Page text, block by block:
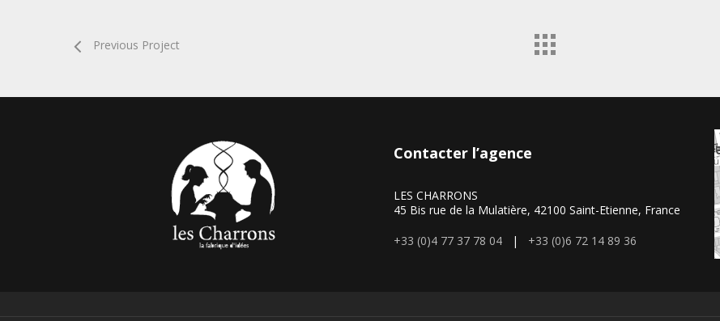
Previous Project
Contacter l’agence
LES CHARRONS
45 Bis rue de la Mulatière, 42100 Saint-Etienne, France
+33 (0)4 77 37 78 04| +33 (0)6 72 14 89 36